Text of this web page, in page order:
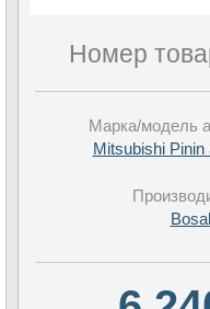
Номер
Марка/модель
Mitsubishi Pinin
Bosal